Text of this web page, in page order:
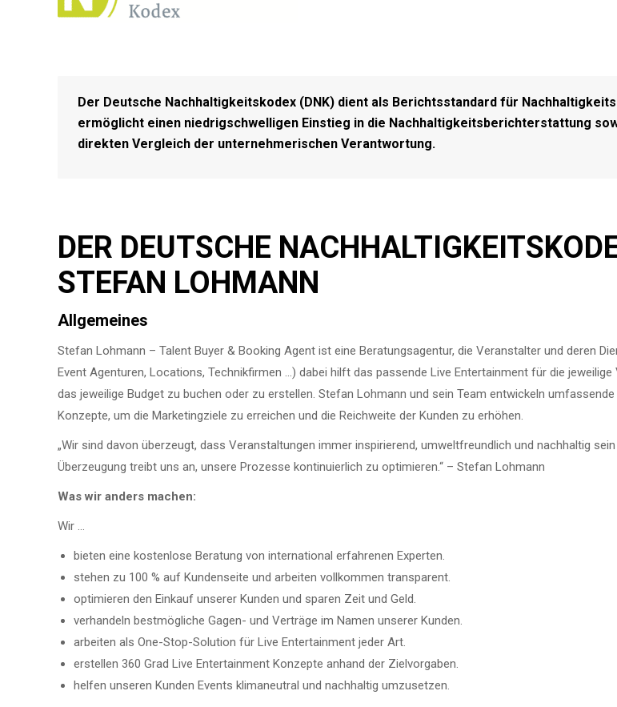
Der Deutsche Nachhaltigkeitskodex (DNK) dient als Berichtsstandard für
ermöglicht einen niedrigschwelligen Einstieg in die Nachhaltigkeitsberichterstattung
direkten Vergleich der unternehmerischen Verantwortung.
DER DEUTSCHE
STEFAN LOHMANN
Allgemeines
Stefan Lohmann – Talent Buyer & Booking Agent ist eine Beratungsagentur, die Veranstalter und deren
Event Agenturen, Locations, Technikfirmen …) dabei hilft das passende Live Entertainment für die jeweilige
das jeweilige Budget zu buchen oder zu erstellen. Stefan Lohmann und sein Team entwickeln
Konzepte, um die Marketingziele zu erreichen und die Reichweite der Kunden zu erhöhen.
„Wir sind davon überzeugt, dass Veranstaltungen immer inspirierend, umweltfreundlich und nachhaltig sein
Überzeugung treibt uns an, unsere Prozesse kontinuierlich zu optimieren.“ – Stefan Lohmann
Was wir anders machen:
Wir …
bieten eine kostenlose Beratung von international erfahrenen Experten.
stehen zu 100 % auf Kundenseite und arbeiten vollkommen transparent.
optimieren den Einkauf unserer Kunden und sparen Zeit und Geld.
verhandeln bestmögliche Gagen- und Verträge im Namen unserer Kunden.
arbeiten als One-Stop-Solution für Live Entertainment jeder Art.
erstellen 360 Grad Live Entertainment Konzepte anhand der Zielvorgaben.
helfen unseren Kunden Events klimaneutral und nachhaltig umzusetzen.